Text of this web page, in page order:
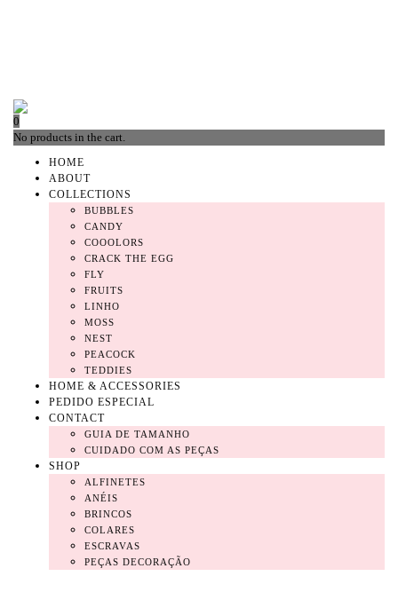
0
No products in the cart.
HOME
ABOUT
COLLECTIONS
BUBBLES
CANDY
COOOLORS
CRACK THE EGG
FLY
FRUITS
LINHO
MOSS
NEST
PEACOCK
TEDDIES
HOME & ACCESSORIES
PEDIDO ESPECIAL
CONTACT
GUIA DE TAMANHO
CUIDADO COM AS PEÇAS
SHOP
ALFINETES
ANÉIS
BRINCOS
COLARES
ESCRAVAS
PEÇAS DECORAÇÃO